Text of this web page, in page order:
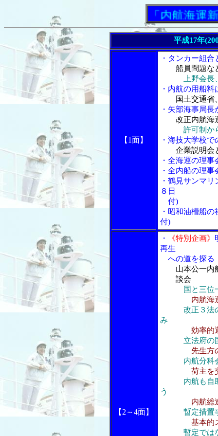
「内航海運新聞
平成17年
【1面】
・タンカー組
船員問題な
上野会
・内航の用船
国土交通省
・矢部海事局
改正内航海
許可制か
・海技大学校
企業説明会
・全海運の理
・全内船の理
・鶴見サンマ
８日
付)
・昭和油槽船
付)
【2～4面】
・ 《特別企画》
再生
への道を探る
山本公一内
談会
国と三位
内航海
改正３法
み
効率的
立法府の
先生方
内航分科
荷主を
内航も自
う
内航総
暫定措置
基本的
暫定では